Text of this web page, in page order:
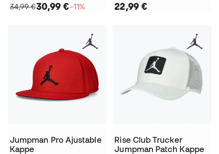
34,99 €30,99 €−11% 22,99 €
Jumpman Pro Ajustable
Kappe
Rise Club Trucker
Jumpman Patch Kappe